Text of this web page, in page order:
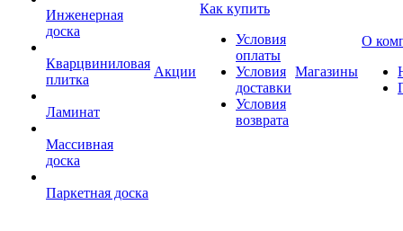
Инженерная
доска
Кварцвиниловая
плитка
Ламинат
Массивная
доска
Паркетная доска
Акции
Как купить
Условия
оплаты
Условия
доставки
Условия
возврата
Магазины
О